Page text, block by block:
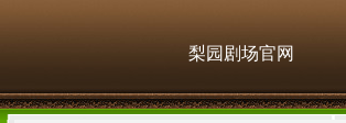
梨园剧场官网